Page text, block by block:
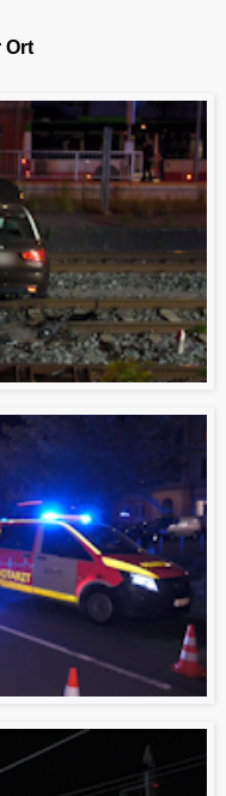
Ort